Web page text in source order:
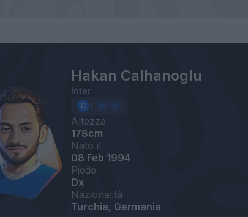
Hakan Calhanoglu
Inter
Altezza
178cm
Nato il
08 Feb 1994
Piede
Dx
Nazionalità
Turchia, Germania